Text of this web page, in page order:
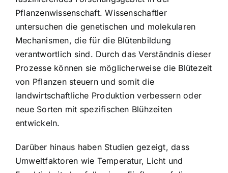
Pflanzenwissenschaft. Wissenschaftler
untersuchen die genetischen und molekularen
Mechanismen, die für die Blütenbildung
verantwortlich sind. Durch das Verständnis dieser
Prozesse können sie möglicherweise die Blütezeit
von Pflanzen steuern und somit die
landwirtschaftliche Produktion verbessern oder
neue Sorten mit spezifischen Blühzeiten
entwickeln.
Darüber hinaus haben Studien gezeigt, dass
Umweltfaktoren wie Temperatur, Licht und